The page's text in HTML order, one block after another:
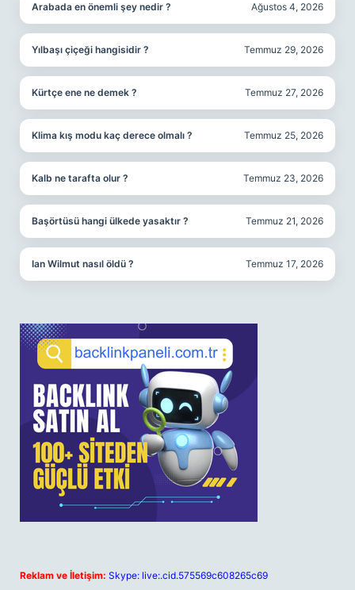
Arabada en önemli şey nedir ? Ağustos 4, 2026
Yılbaşı çiçeği hangisidir ? Temmuz 29, 2026
Kürtçe ene ne demek ? Temmuz 27, 2026
Klima kış modu kaç derece olmalı ? Temmuz 25, 2026
Kalb ne tarafta olur ? Temmuz 23, 2026
Başörtüsü hangi ülkede yasaktır ? Temmuz 21, 2026
Ian Wilmut nasıl öldü ? Temmuz 17, 2026
Reklam ve İletişim: Skype: live:.cid.575569c608265c69